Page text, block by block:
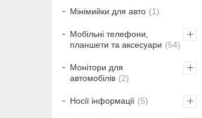
Мінімийки для авто 1
Мобільні телефони,
планшети та аксесуари
54
Монітори для
автомобілів
2
Носії інформації 5